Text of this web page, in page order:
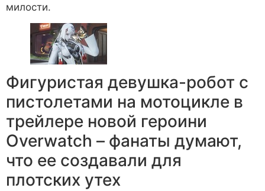
милости.
Фигуристая девушка-робот с
пистолетами на мотоцикле в
трейлере новой героини
Overwatch – фанаты думают,
что ее создавали для
плотских утех